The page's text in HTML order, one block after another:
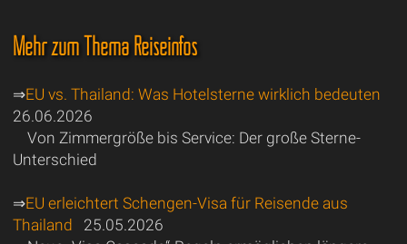
Mehr zum Thema Reiseinfos
⇒EU vs. Thailand: Was Hotelsterne wirklich bedeuten
26.06.2026
Von Zimmergröße bis Service: Der große Sterne-
Unterschied
⇒EU erleichtert Schengen-Visa für Reisende aus
Thailand 25.05.2026